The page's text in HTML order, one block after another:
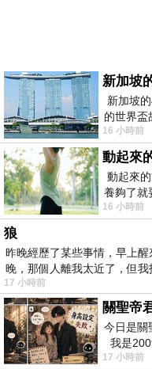
新加坡
新加坡
的世界盃
16 小時前
動起來
動起來
養夠了就
16 小時前
狼
昨晚經歷了某些事情，早上
晚，那個人離我太近了，但我
17 小時前
關聖帝
今日是關
我是
一個奇摩
17 小時前